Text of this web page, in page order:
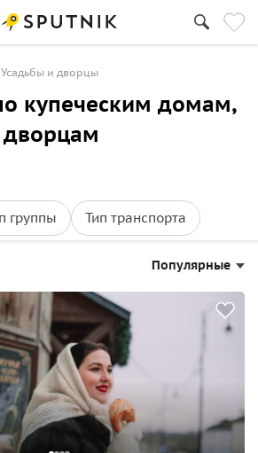
Усадьбы и дворцы
купеческим домам,
группы Тип транспорта
Популярные